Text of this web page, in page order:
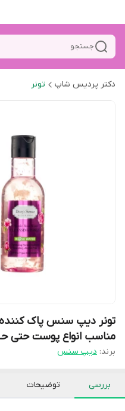
جستجو
دکتر پردیس شاپ تونر
تونر دیپ سنس پاک
مناسب انواع پوست حتی
برند: دیپ سنس
بررسی توضیحات